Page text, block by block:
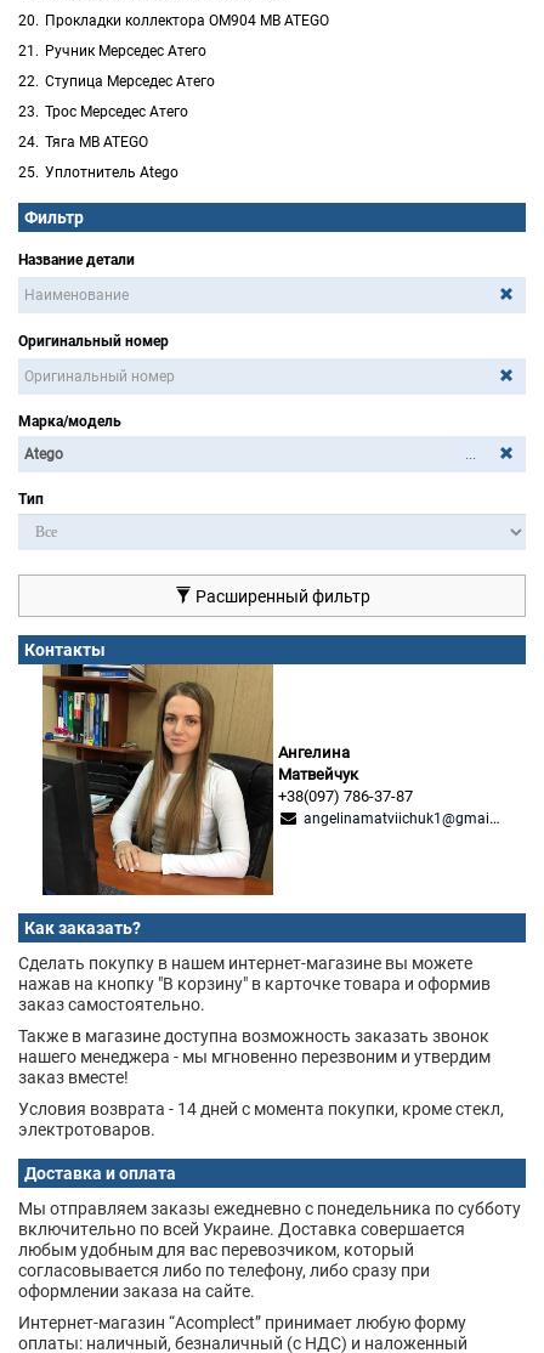
Прокладки коллектора OM904 MB ATEGO
Ручник Мерседес Атего
Ступица Мерседес Атего
Трос Мерседес Атего
Тяга MB ATEGO
Уплотнитель Atego
Фильтр
Название детали
Оригинальный номер
Марка/модель
...
Тип
Расширенный фильтр
Контакты
Ангелина
Матвейчук
+38(097) 786-37-87
angelinamatviichuk1@gmail.com
Как заказать?
Сделать покупку в нашем интернет-магазине вы можете
нажав на кнопку "В корзину" в карточке товара и оформив
заказ самостоятельно.
Также в магазине доступна возможность заказать звонок
нашего менеджера - мы мгновенно перезвоним и утвердим
заказ вместе!
Условия возврата - 14 дней с момента покупки, кроме стекл,
электротоваров.
Доставка и оплата
Мы отправляем заказы ежедневно с понедельника по субботу
включительно по всей Украине. Доставка совершается
любым удобным для вас перевозчиком, который
согласовывается либо по телефону, либо сразу при
оформлении заказа на сайте.
Интернет-магазин “Acomplect” принимает любую форму
оплаты: наличный, безналичный (с НДС) и наложенный